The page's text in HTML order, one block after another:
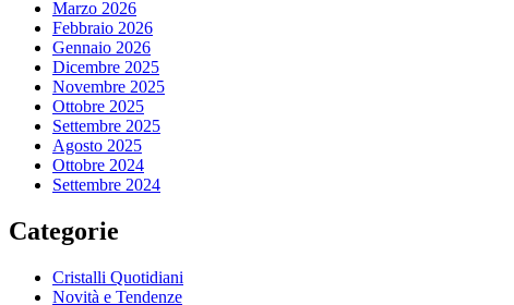
Marzo 2026
Febbraio 2026
Gennaio 2026
Dicembre 2025
Novembre 2025
Ottobre 2025
Settembre 2025
Agosto 2025
Ottobre 2024
Settembre 2024
Categorie
Cristalli Quotidiani
Novità e Tendenze